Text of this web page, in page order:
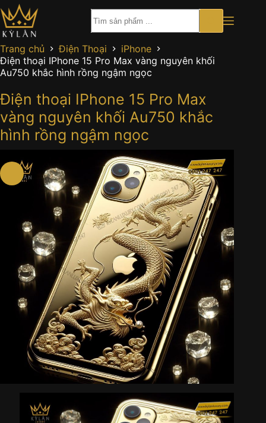
Chuyển
đến
phần
nội
dung
Trang chủ Điện Thoại
iPhone
Điện thoại IPhone 15 Pro Max vàng nguyên khối
Au750 khắc hình rồng ngậm ngọc
Điện thoại IPhone 15 Pro Max
vàng nguyên khối Au750 khắc
hình rồng ngậm ngọc